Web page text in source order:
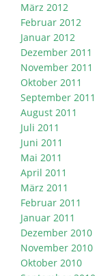
März 2012
Februar 2012
Januar 2012
Dezember 2011
November 2011
Oktober 2011
September 2011
August 2011
Juli 2011
Juni 2011
Mai 2011
April 2011
März 2011
Februar 2011
Januar 2011
Dezember 2010
November 2010
Oktober 2010